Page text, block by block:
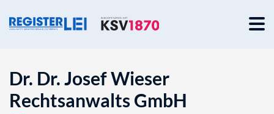
Dr. Dr. Josef Wieser
Rechtsanwalts GmbH